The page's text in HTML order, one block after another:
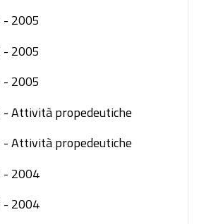
- 2005
- 2005
- 2005
- Attività propedeutiche
- Attività propedeutiche
- 2004
- 2004